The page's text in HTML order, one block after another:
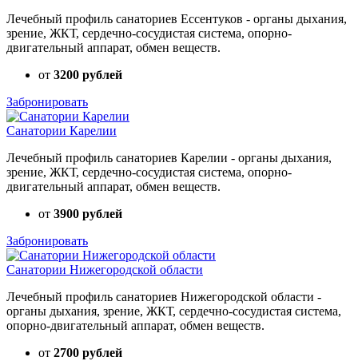
Лечебный профиль санаториев Ессентуков - органы дыхания,
зрение, ЖКТ, сердечно-сосудистая система, опорно-
двигательный аппарат, обмен веществ.
от 3200 рублей
Забронировать
Санатории Карелии
Лечебный профиль санаториев Карелии - органы дыхания,
зрение, ЖКТ, сердечно-сосудистая система, опорно-
двигательный аппарат, обмен веществ.
от 3900 рублей
Забронировать
Санатории Нижегородской области
Лечебный профиль санаториев Нижегородской области -
органы дыхания, зрение, ЖКТ, сердечно-сосудистая система,
опорно-двигательный аппарат, обмен веществ.
от 2700 рублей